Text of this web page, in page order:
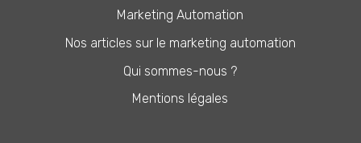
Marketing Automation
Nos articles sur le marketing automation
Qui sommes-nous ?
Mentions légales